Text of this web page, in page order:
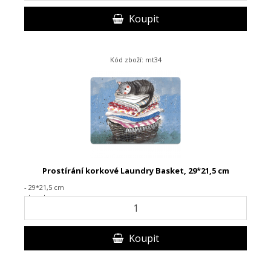
Koupit
Kód zboží: mt34
Prostírání korkové Laundry Basket, 29*21,5 cm
- 29*21,5 cm
- korek
Koupit